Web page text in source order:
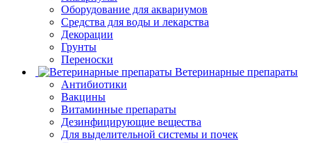
Оборудование для аквариумов
Средства для воды и лекарства
Декорации
Грунты
Переноски
Ветеринарные препараты
Антибиотики
Вакцины
Витаминные препараты
Дезинфицирующие вещества
Для выделительной системы и почек